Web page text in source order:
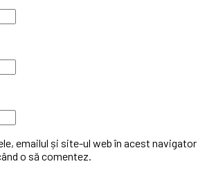
emailul și site-ul web în acest navigator
o să comentez.